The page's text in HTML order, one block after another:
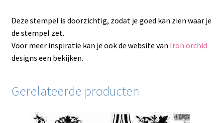
Deze stempel is doorzichtig, zodat je goed kan zien waar je
de stempel zet.
Voor meer inspiratie kan je ook de website van Iron orchid
designs een bekijken.
Gerelateerde producten